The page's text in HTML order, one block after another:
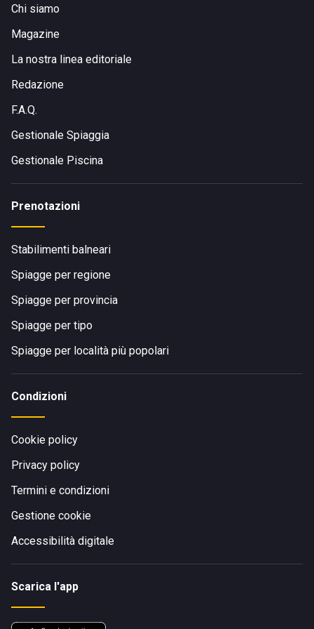
Chi siamo
Magazine
La nostra linea editoriale
Redazione
F.A.Q.
Gestionale Spiaggia
Gestionale Piscina
Prenotazioni
Stabilimenti balneari
Spiagge per regione
Spiagge per provincia
Spiagge per tipo
Spiagge per località più popolari
Condizioni
Cookie policy
Privacy policy
Termini e condizioni
Gestione cookie
Accessibilità digitale
Scarica l'app